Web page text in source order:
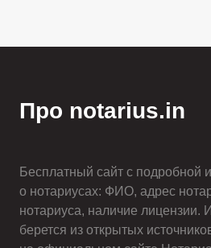
Про notarius.in
Бесплатный сайт с подробной
о нотариусах: ФИО, адрес
нотариуса, наличие лицензии.
берется из открытых